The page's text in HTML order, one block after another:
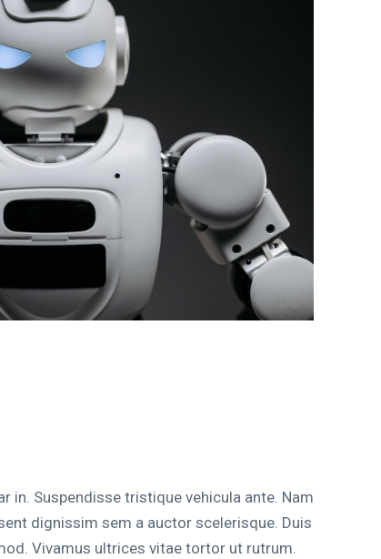
in. Suspendisse tristique vehicula ante. Nam
dignissim sem a auctor scelerisque. Duis
Vivamus ultrices vitae tortor ut rutrum.